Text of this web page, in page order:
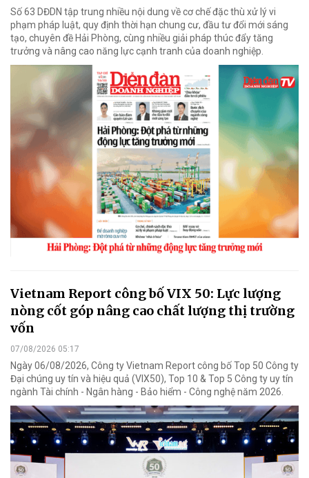
Số 63 DĐDN tập trung nhiều nội dung về cơ chế đặc thù xử lý vi
phạm pháp luật, quy định thời hạn chung cư, đầu tư đổi mới sáng
tạo, chuyên đề Hải Phòng, cùng nhiều giải pháp thúc đẩy tăng
trưởng và nâng cao năng lực cạnh tranh của doanh nghiệp.
Vietnam Report công bố VIX 50: Lực lượng
nòng cốt góp nâng cao chất lượng thị trường
vốn
07/08/2026 05:17
Ngày 06/08/2026, Công ty Vietnam Report công bố Top 50 Công ty
Đại chúng uy tín và hiệu quả (VIX50), Top 10 & Top 5 Công ty uy tín
ngành Tài chính - Ngân hàng - Bảo hiểm - Công nghệ năm 2026.